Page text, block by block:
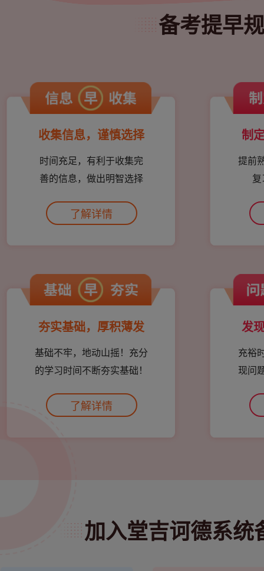
备考提早
收集信息，谨慎选择
时间充足，有利于收集完
善的信息，做出明智选择
了解详情
制
提前
夯实基础，厚积薄发
基础不牢，地动山摇！充分
的学习时间不断夯实基础！
了解详情
发
充裕
现问
加入堂吉诃德系